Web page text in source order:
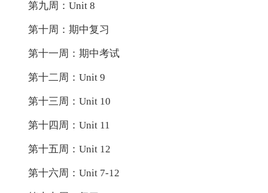
第九周：Unit 8
第十周：期中复习
第十一周：期中考试
第十二周：Unit 9
第十三周：Unit 10
第十四周：Unit 11
第十五周：Unit 12
第十六周：Unit 7-12